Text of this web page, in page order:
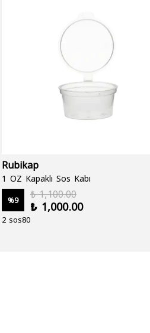
Rubikap
1 OZ Kapaklı Sos Kabı
%9
₺ 1,100.00
₺ 1,000.00
2 sos80